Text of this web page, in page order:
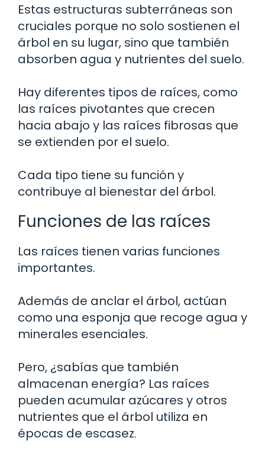
Estas estructuras subterráneas son
cruciales porque no solo sostienen el
árbol en su lugar, sino que también
absorben agua y nutrientes del suelo.
Hay diferentes tipos de raíces, como
las raíces pivotantes que crecen
hacia abajo y las raíces fibrosas que
se extienden por el suelo.
Cada tipo tiene su función y
contribuye al bienestar del árbol.
Funciones de las raíces
Las raíces tienen varias funciones
importantes.
Además de anclar el árbol, actúan
como una esponja que recoge agua y
minerales esenciales.
Pero, ¿sabías que también
almacenan energía? Las raíces
pueden acumular azúcares y otros
nutrientes que el árbol utiliza en
épocas de escasez.